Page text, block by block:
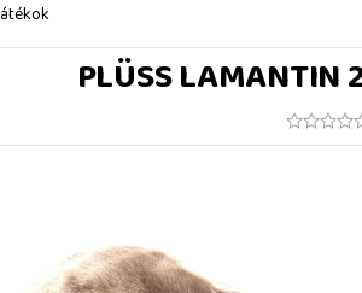
PLÜSS LAMANTIN